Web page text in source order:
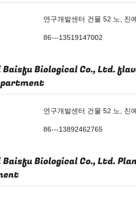
연구개발센터 건물 52 노, 진
86---13519147002
Baisfu Biological Co., Ltd.
연구개발센터 건물 52 노, 진
86---13892462765
Baisfu Biological Co., Ltd.